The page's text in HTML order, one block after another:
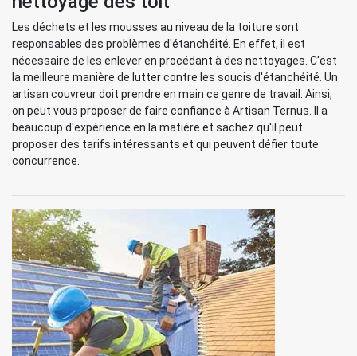
Les déchets et les mousses au niveau de la toiture sont
responsables des problèmes d'étanchéité. En effet, il est
nécessaire de les enlever en procédant à des nettoyages. C'est
la meilleure manière de lutter contre les soucis d'étanchéité. Un
artisan couvreur doit prendre en main ce genre de travail. Ainsi,
on peut vous proposer de faire confiance à Artisan Ternus. Il a
beaucoup d'expérience en la matière et sachez qu'il peut
proposer des tarifs intéressants et qui peuvent défier toute
concurrence.